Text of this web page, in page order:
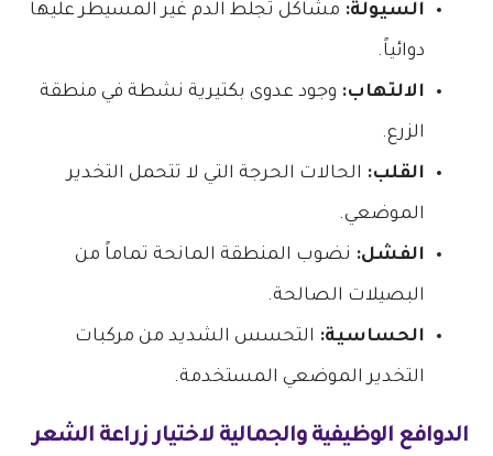
السيولة: مشاكل تجلط الدم غير المسيطر عليها
دوائياً.
الالتهاب: وجود عدوى بكتيرية نشطة في منطقة
الزرع.
القلب: الحالات الحرجة التي لا تتحمل التخدير
الموضعي.
الفشل: نضوب المنطقة المانحة تماماً من
البصيلات الصالحة.
الحساسية: التحسس الشديد من مركبات
التخدير الموضعي المستخدمة.
الدوافع الوظيفية والجمالية لاختيار زراعة الشعر